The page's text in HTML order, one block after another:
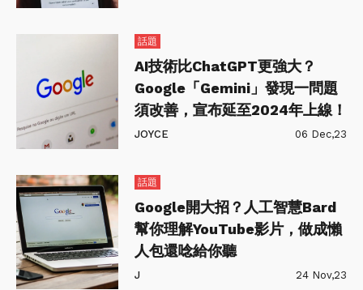
話題
AI技術比ChatGPT更強大？
Google「Gemini」發現一問題
須改善，宣布延至2024年上線！
JOYCE 06 Dec,23
話題
Google開大招？人工智慧Bard
幫你理解YouTube影片，做成懶
人包還唸給你聽
J 24 Nov,23